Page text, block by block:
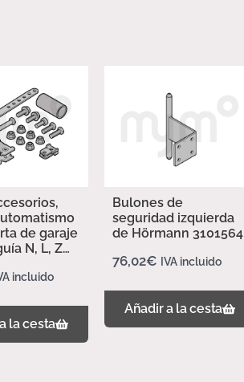
de garaje
N, L, Z
incluido
la cesta
Bulones de
seguridad izquierda
de Hörmann 3101564
76,02€ IVA incluido
Añadir a la cesta